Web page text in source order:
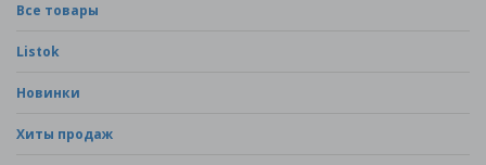
Все товары
Listok
Новинки
Хиты продаж